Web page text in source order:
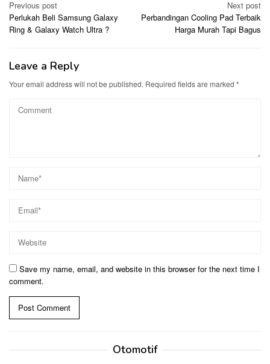
Post
navigation
Previous post
Perlukah Beli Samsung Galaxy
Ring & Galaxy Watch Ultra ?
Next post
Perbandingan Cooling Pad Terbaik
Harga Murah Tapi Bagus
Leave a Reply
Your email address will not be published. Required fields are marked *
Save my name, email, and website in this browser for the next time I
comment.
Otomotif